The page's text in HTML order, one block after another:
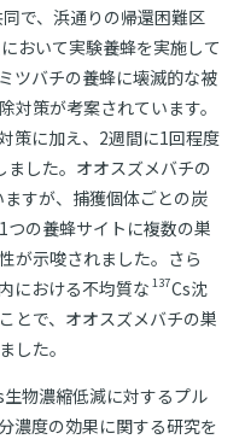
で、浜通りの帰還困難区
おいて実験養蜂を実施して
ツバチの養蜂に壊滅的な被
対策が考案されています。
策に加え、2週間に1回程度
した。オオスズメバチの
すが、捕獲個体ごとの炭
の養蜂サイトに複数の巣
が示唆されました。さら
における不均質な 137Cs沈
とで、オオスズメバチの巣
した。
生物濃縮低減に対するプル
濃度の効果に関する研究を